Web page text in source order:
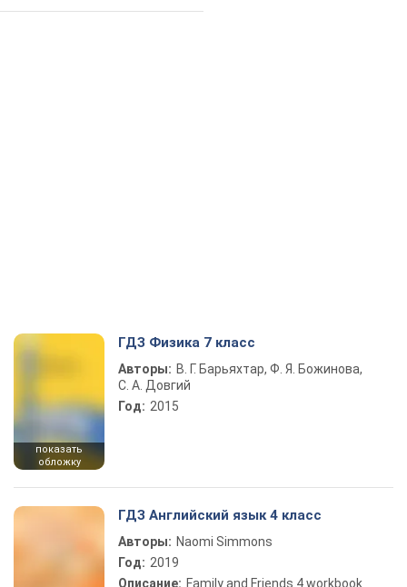
показать
обложку
ГДЗ Физика 7 класс
Авторы: В. Г. Барьяхтар, Ф. Я. Божинова,
С. А. Довгий
Год: 2015
ГДЗ Английский язык 4 класс
Авторы: Naomi Simmons
Год: 2019
Описание: Family and Friends 4 workbook